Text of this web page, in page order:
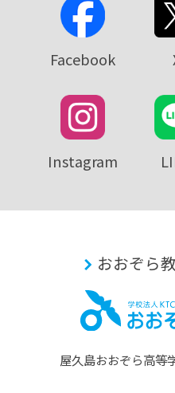
Facebook
Instagram
おおぞら
屋久島おおぞら⾼等